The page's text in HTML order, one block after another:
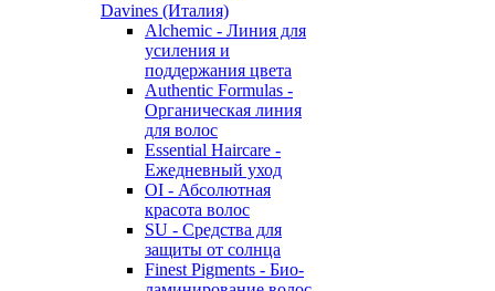
Davines (Италия)
Alchemic - Линия для
усиления и
поддержания цвета
Authentic Formulas -
Органическая линия
для волос
Essential Haircare -
Eжедневный уход
OI - Абсолютная
красота волос
SU - Средства для
защиты от солнца
Finest Pigments - Био-